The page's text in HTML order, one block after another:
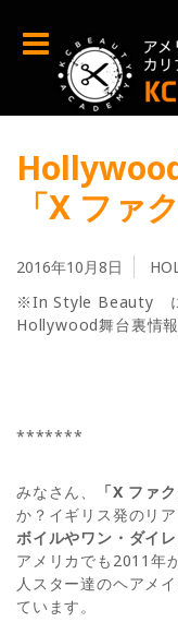
「X ファ
2016年10月8日
※In Style Beauty に
Hollywood舞台裏情報
*******
みなさん、 「X ファ
か？イギリス発のリ
ボイルやワン・ダイ
アメリカでも2011年
人スター達のヘアメ
ています。